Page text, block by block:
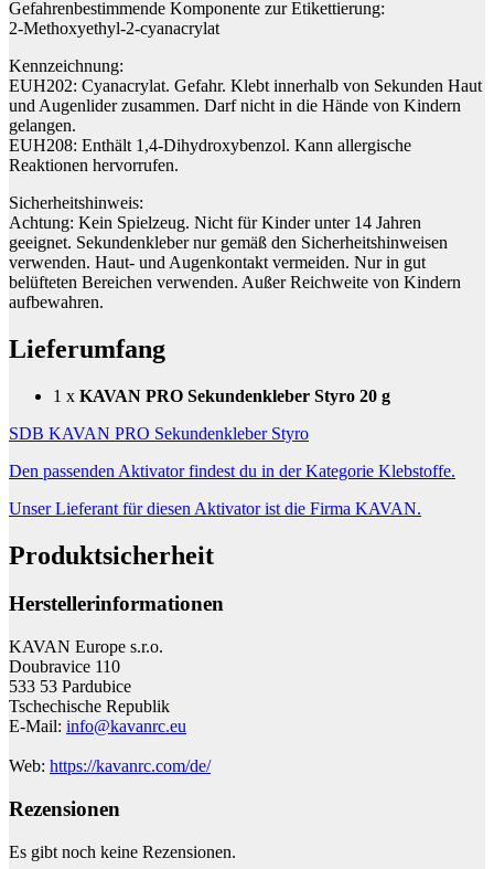
Gefahrenbestimmende Komponente zur Etikettierung:
2-Methoxyethyl-2-cyanacrylat
Kennzeichnung:
EUH202: Cyanacrylat. Gefahr. Klebt innerhalb von Sekunden Haut
und Augenlider zusammen. Darf nicht in die Hände von Kindern
gelangen.
EUH208: Enthält 1,4-Dihydroxybenzol. Kann allergische
Reaktionen hervorrufen.
Sicherheitshinweis:
Achtung: Kein Spielzeug. Nicht für Kinder unter 14 Jahren
geeignet. Sekundenkleber nur gemäß den Sicherheitshinweisen
verwenden. Haut- und Augenkontakt vermeiden. Nur in gut
belüfteten Bereichen verwenden. Außer Reichweite von Kindern
aufbewahren.
Lieferumfang
1 x KAVAN PRO Sekundenkleber Styro 20 g
SDB KAVAN PRO Sekundenkleber Styro
Den passenden Aktivator findest du in der Kategorie Klebstoffe.
Unser Lieferant für diesen Aktivator ist die Firma KAVAN.
Produktsicherheit
Herstellerinformationen
KAVAN Europe s.r.o.
Doubravice 110
533 53 Pardubice
Tschechische Republik
E-Mail: info@kavanrc.eu
Web: https://kavanrc.com/de/
Rezensionen
Es gibt noch keine Rezensionen.